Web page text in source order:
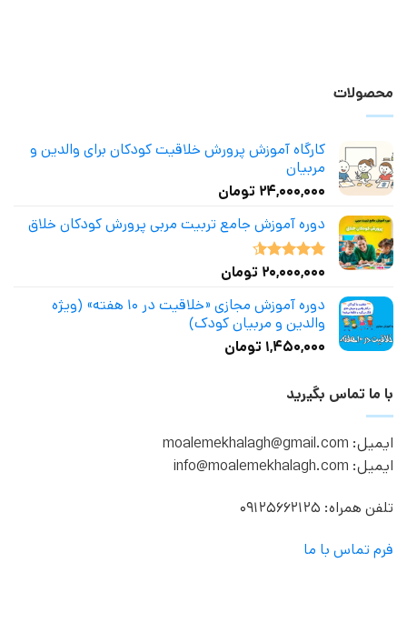
محصولات
کارگاه آموزش پرورش خلاقیت کودکان برای والدین و
مربیان
۲۴,۰۰۰,۰۰۰ تومان
دوره آموزش جامع تربیت مربی پرورش کودکان خلاق
نمره4.50
۲۰,۰۰۰,۰۰۰ تومان
دوره آموزش مجازی «خلاقیت در ۱۰ هفته» (ویژه
والدین و مربیان کودک)
۱,۴۵۰,۰۰۰ تومان
با ما تماس بگیرید
ایمیل: moalemekhalagh@gmail.com
ایمیل: info@moalemekhalagh.com
تلفن همراه: 09125662125
فرم تماس با ما